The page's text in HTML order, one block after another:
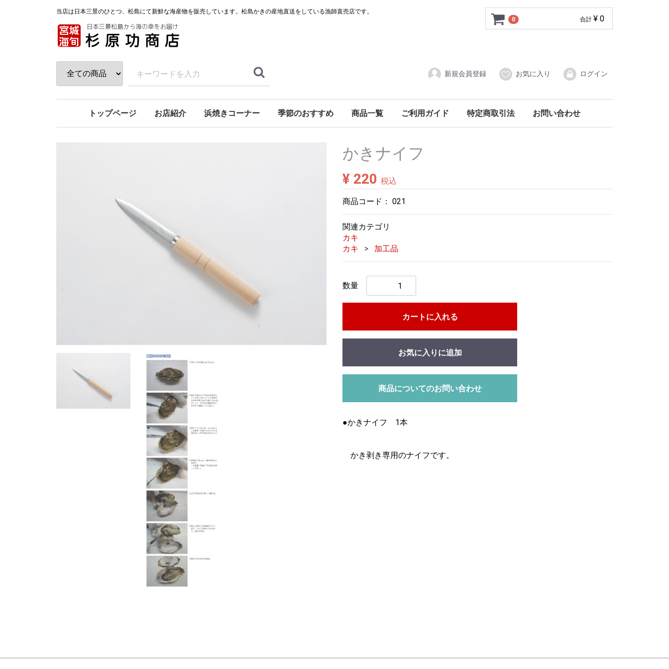
当店は日本三景のひとつ、松島にて新鮮な海産物を販売しています。松島かきの産地直送をしている漁師直売店です。
0
合計 ¥ 0
新規会員登録 お気に入り ログイン
トップページ お店紹介 浜焼きコーナー 季節のおすすめ 商品一覧 ご利用ガイド 特定商取引法 お問い合わせ
かきナイフ
¥ 220 税込
商品コード： 021
関連カテゴリ
カキ
カキ
加工品
数量
カートに入れる
お気に入りに追加
商品についてのお問い合わせ
●かきナイフ 1本
かき剥き専用のナイフです。